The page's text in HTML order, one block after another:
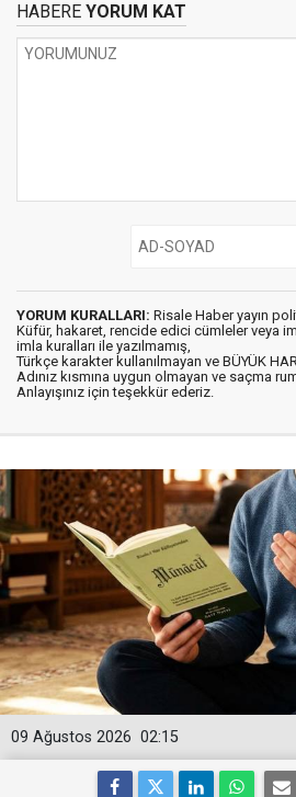
HABERE YORUM KAT
YORUM KURALLARI: Risale Haber yayın
Küfür, hakaret, rencide edici cümleler veya
imla kuralları ile yazılmamış,
Türkçe karakter kullanılmayan ve BÜYÜK
Adınız kısmına uygun olmayan ve saçma
Anlayışınız için teşekkür ederiz.
02:15
09 Ağustos 2026